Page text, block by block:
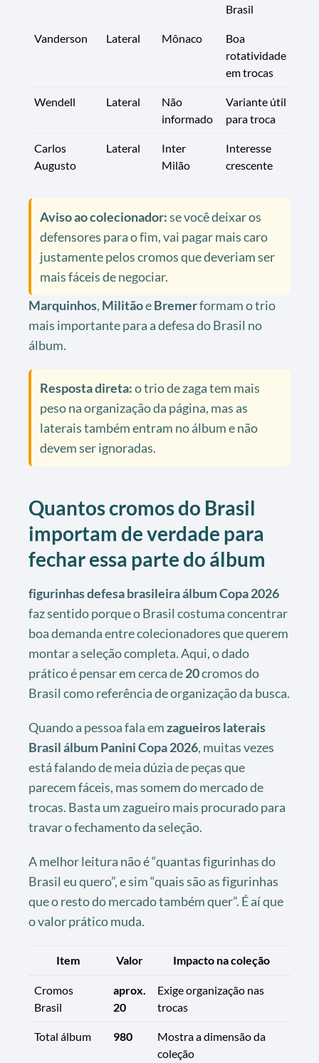
Brasil
Vanderson Lateral Mônaco
Boa
rotatividade
em trocas
Wendell Lateral
Não
informado
Variante útil
para troca
Carlos
Augusto
Lateral
Inter
Milão
Interesse
crescente
Aviso ao colecionador:se você deixar os
defensores para o fim, vai pagar mais caro
justamente pelos cromos que deveriam ser
mais fáceis de negociar.
Marquinhos, MilitãoeBremerformam o trio
mais importante para a defesa do Brasil no
álbum.
Resposta direta:o trio de zaga tem mais
peso na organização da página, mas as
laterais também entram no álbum e não
devem ser ignoradas.
Quantos cromos do Brasil
importam de verdade para
fechar essa parte do álbum
figurinhas defesa brasileira álbum Copa 2026
faz sentido porque o Brasil costuma concentrar
boa demanda entre colecionadores que querem
montar a seleção completa. Aqui, o dado
prático é pensar em cerca de20cromos do
Brasil como referência de organização da busca.
Quando a pessoa fala emzagueiros laterais
Brasil álbum Panini Copa 2026, muitas vezes
está falando de meia dúzia de peças que
parecem fáceis, mas somem do mercado de
trocas. Basta um zagueiro mais procurado para
travar o fechamento da seleção.
A melhor leitura não é “quantas figurinhas do
Brasil eu quero”, e sim “quais são as figurinhas
que o resto do mercado também quer”. É aí que
o valor prático muda.
Item Valor Impacto na coleção
Cromos
Brasil
aprox.
20
Exige organização nas
trocas
Total álbum 980
Mostra a dimensão da
coleção